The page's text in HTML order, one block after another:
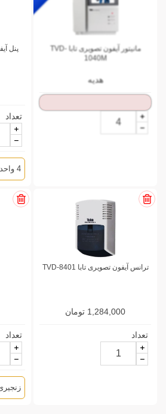
مانیتور آیفون تصویری تابا TVD-
1040M
هدیه
تعداد
ترانس آیفون تصویری تابا TVD-8401
1,284,000 تومان
تعداد تعداد